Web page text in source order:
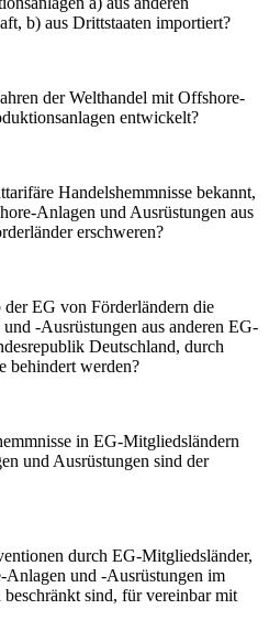
b) aus Drittstaaten importiert?
der Welthandel mit Offshore-
entwickelt?
Handelshemmnisse bekannt,
Anlagen und Ausrüstungen aus
erschweren?
EG von Förderländern die
-Ausrüstungen aus anderen EG-
Deutschland, durch
behindert werden?
in EG-Mitgliedsländern
und Ausrüstungen sind der
durch EG-Mitgliedsländer,
und -Ausrüstungen im
sind, für vereinbar mit